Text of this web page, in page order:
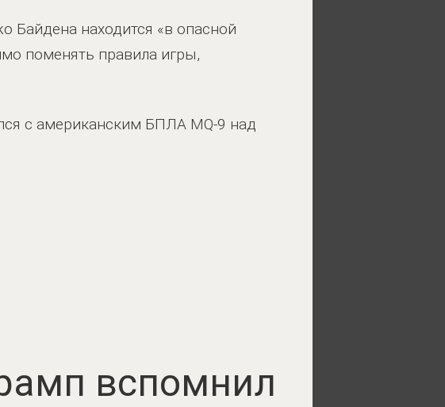
Байдена находится «в опасной
поменять правила игры,
с американским БПЛА MQ-9 над
вспомнил